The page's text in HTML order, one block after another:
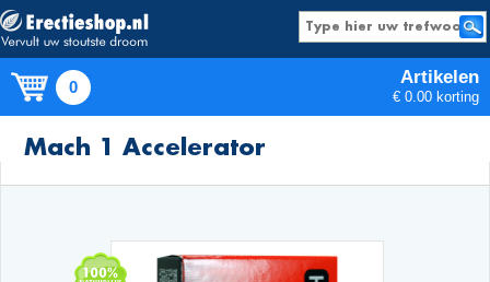
0 Artikelen
€ 0.00 korting
Producten
Mach 1 Accelerator